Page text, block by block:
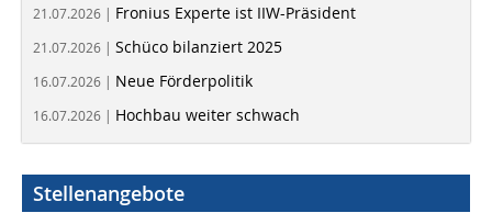
21.07.2026 | Fronius Experte ist IIW-Präsident
21.07.2026 | Schüco bilanziert 2025
16.07.2026 | Neue Förderpolitik
16.07.2026 | Hochbau weiter schwach
Stellenangebote